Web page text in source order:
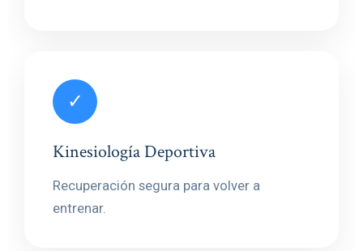
✓
Kinesiología Deportiva
Recuperación segura para volver a
entrenar.